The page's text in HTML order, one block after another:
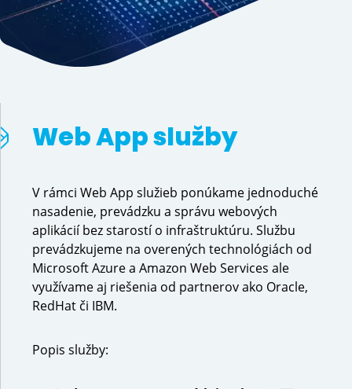
Web App služby
V rámci Web App služieb ponúkame jednoduché
nasadenie, prevádzku a správu webových
aplikácií bez starostí o infraštruktúru. Službu
prevádzkujeme na overených technológiách od
Microsoft Azure a Amazon Web Services ale
využívame aj riešenia od partnerov ako Oracle,
RedHat či IBM.
Popis služby: